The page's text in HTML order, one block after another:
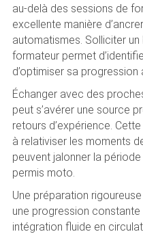
au-delà des sessions de
excellente manière
automatismes. Solliciter
formateur permet
d’optimiser sa progression
Échanger avec des
peut s’avérer une source
retours d’expérience.
à relativiser les moments
peuvent jalonner la
permis moto.
Une préparation
une progression
intégration fluide en